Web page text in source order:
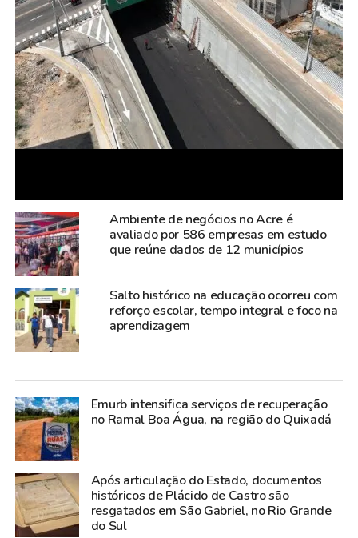
A Justiça Federal do Rio Grande do Norte
condenou seis pessoas na ação penal que
investigou o apoio prestado aos dois
detentos que fugiram da Penitenciária
Federal de Mossoró, em fevereiro de 2024,
e foram recapturados 50 dias depois no
estado do Pará. A decisão foi proferida pela
juíza federal Madja Moura, da 8ª Vara
Federal em Mossoró.
Foram condenados os fugitivos Deibson
Cabral Nascimento e Rogério da Silva